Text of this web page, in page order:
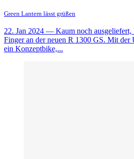
Green Lantern lässt grüßen
22. Jan 2024 — Kaum noch ausgeliefert,
Finger an der neuen R 1300 GS. Mit
ein Konzeptbike,...